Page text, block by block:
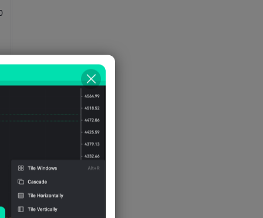
nội(GDP)thực tế(so với cùng kỳ
năm trước, dự báo của IMF)